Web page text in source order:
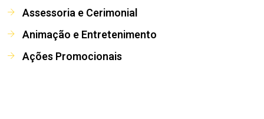
Assessoria e Cerimonial
Animação e Entretenimento
Ações Promocionais